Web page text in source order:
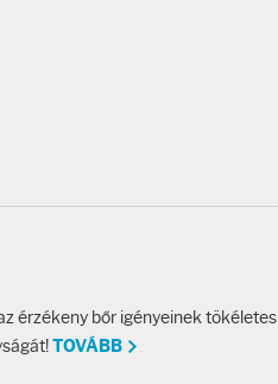
érzékeny bőr igényeinek tökéletes
TOVÁBB